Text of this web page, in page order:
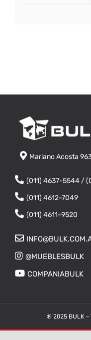
Mariano Acosta
(011) 4637-5544 /
(011) 4612-7049
(011) 4611-9520
@MUEBLESBULK
COMPANIABULK
® 2025 BULK –